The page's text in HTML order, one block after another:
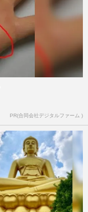
PR(合同会社デジタルファーム )